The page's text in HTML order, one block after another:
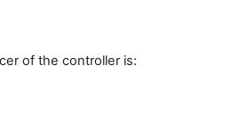
of the controller is: